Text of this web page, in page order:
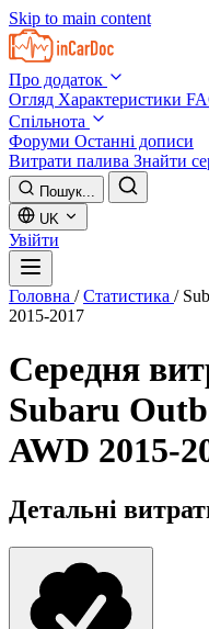
Skip to main content
Про додаток
Огляд Характеристики
Спільнота
Форуми Останні дописи
Витрати палива Знайти
Пошук...
UK
Увійти
Головна / Статистика /
2015-2017
Середня
Subaru
AWD 2015-
Детальні